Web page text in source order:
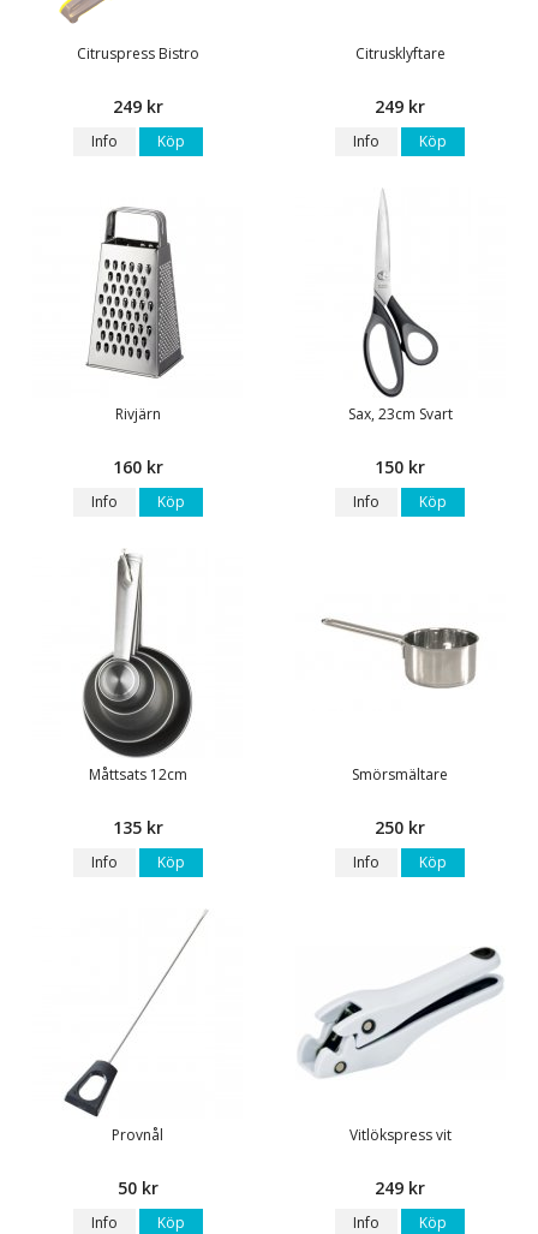
Citruspress Bistro
249 kr
Info Köp
Citrusklyftare
249 kr
Info Köp
Rivjärn
160 kr
Info Köp
Sax, 23cm Svart
150 kr
Info Köp
Måttsats 12cm
135 kr
Info Köp
Smörsmältare
250 kr
Info Köp
Provnål
50 kr
Info Köp
Vitlökspress vit
249 kr
Info Köp